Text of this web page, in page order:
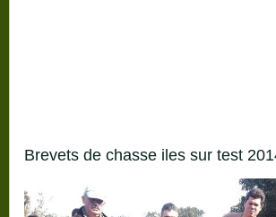
brevets de chasse iles sur test